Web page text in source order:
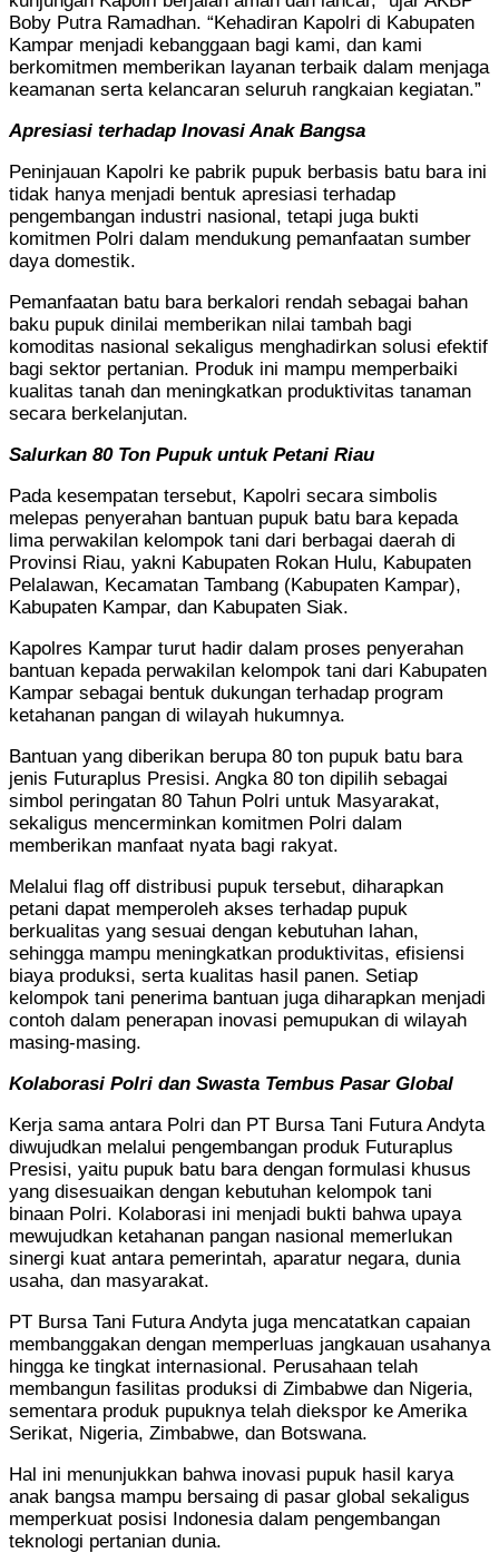
Boby Putra Ramadhan. “Kehadiran Kapolri di Kabupaten
Kampar menjadi kebanggaan bagi kami, dan kami
berkomitmen memberikan layanan terbaik dalam menjaga
keamanan serta kelancaran seluruh rangkaian kegiatan.”
Apresiasi terhadap Inovasi Anak Bangsa
Peninjauan Kapolri ke pabrik pupuk berbasis batu bara ini
tidak hanya menjadi bentuk apresiasi terhadap
pengembangan industri nasional, tetapi juga bukti
komitmen Polri dalam mendukung pemanfaatan sumber
daya domestik.
Pemanfaatan batu bara berkalori rendah sebagai bahan
baku pupuk dinilai memberikan nilai tambah bagi
komoditas nasional sekaligus menghadirkan solusi efektif
bagi sektor pertanian. Produk ini mampu memperbaiki
kualitas tanah dan meningkatkan produktivitas tanaman
secara berkelanjutan.
Salurkan 80 Ton Pupuk untuk Petani Riau
Pada kesempatan tersebut, Kapolri secara simbolis
melepas penyerahan bantuan pupuk batu bara kepada
lima perwakilan kelompok tani dari berbagai daerah di
Provinsi Riau, yakni Kabupaten Rokan Hulu, Kabupaten
Pelalawan, Kecamatan Tambang (Kabupaten Kampar),
Kabupaten Kampar, dan Kabupaten Siak.
Kapolres Kampar turut hadir dalam proses penyerahan
bantuan kepada perwakilan kelompok tani dari Kabupaten
Kampar sebagai bentuk dukungan terhadap program
ketahanan pangan di wilayah hukumnya.
Bantuan yang diberikan berupa 80 ton pupuk batu bara
jenis Futuraplus Presisi. Angka 80 ton dipilih sebagai
simbol peringatan 80 Tahun Polri untuk Masyarakat,
sekaligus mencerminkan komitmen Polri dalam
memberikan manfaat nyata bagi rakyat.
Melalui flag off distribusi pupuk tersebut, diharapkan
petani dapat memperoleh akses terhadap pupuk
berkualitas yang sesuai dengan kebutuhan lahan,
sehingga mampu meningkatkan produktivitas, efisiensi
biaya produksi, serta kualitas hasil panen. Setiap
kelompok tani penerima bantuan juga diharapkan menjadi
contoh dalam penerapan inovasi pemupukan di wilayah
masing-masing.
Kolaborasi Polri dan Swasta Tembus Pasar Global
Kerja sama antara Polri dan PT Bursa Tani Futura Andyta
diwujudkan melalui pengembangan produk Futuraplus
Presisi, yaitu pupuk batu bara dengan formulasi khusus
yang disesuaikan dengan kebutuhan kelompok tani
binaan Polri. Kolaborasi ini menjadi bukti bahwa upaya
mewujudkan ketahanan pangan nasional memerlukan
sinergi kuat antara pemerintah, aparatur negara, dunia
usaha, dan masyarakat.
PT Bursa Tani Futura Andyta juga mencatatkan capaian
membanggakan dengan memperluas jangkauan usahanya
hingga ke tingkat internasional. Perusahaan telah
membangun fasilitas produksi di Zimbabwe dan Nigeria,
sementara produk pupuknya telah diekspor ke Amerika
Serikat, Nigeria, Zimbabwe, dan Botswana.
Hal ini menunjukkan bahwa inovasi pupuk hasil karya
anak bangsa mampu bersaing di pasar global sekaligus
memperkuat posisi Indonesia dalam pengembangan
teknologi pertanian dunia.